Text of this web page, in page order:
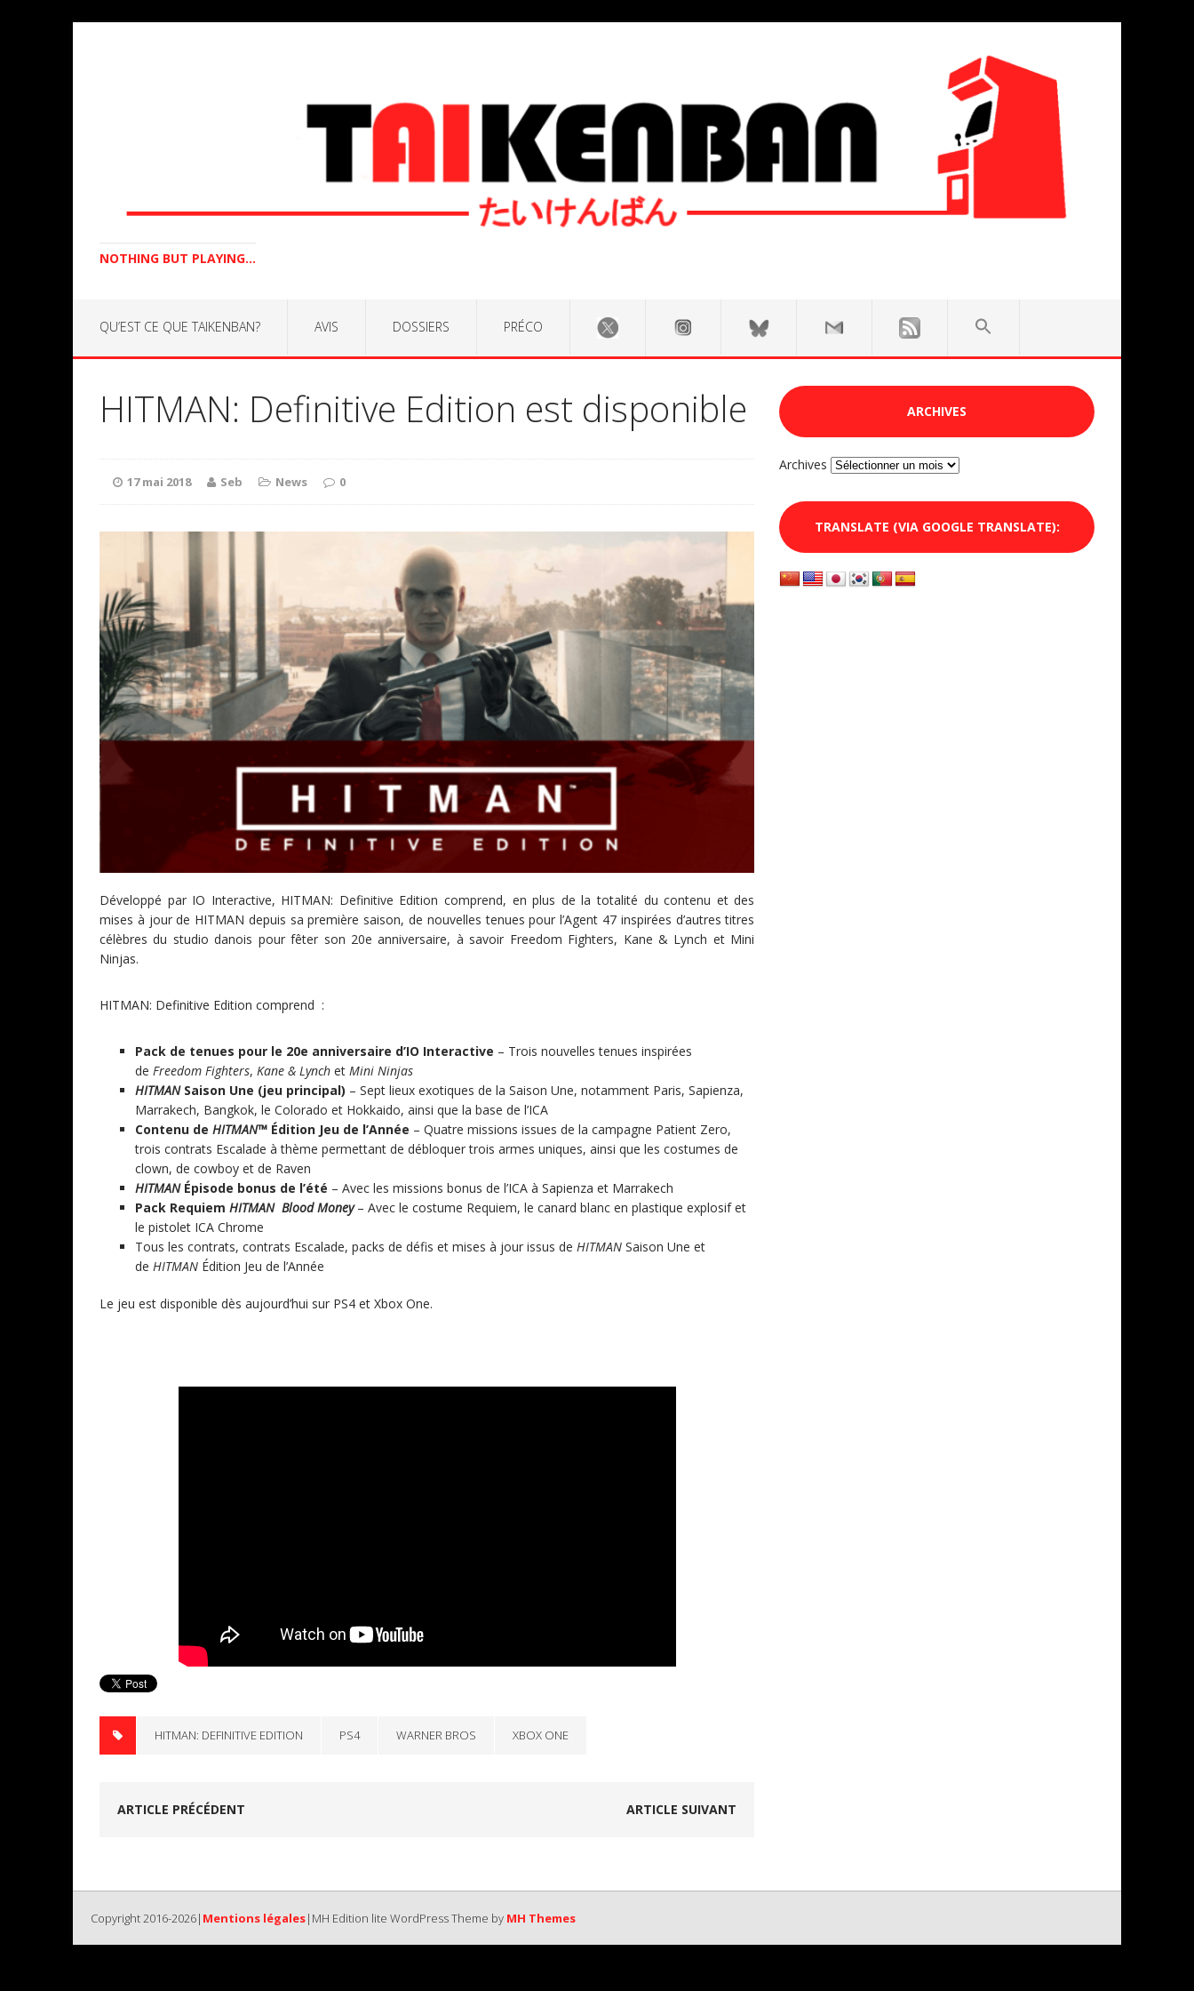
NOTHING BUT PLAYING...
QU’EST CE QUE TAIKENBAN? AVIS DOSSIERS PRÉCO
HITMAN: Definitive Edition est disponible
17 mai 2018 Seb News 0
Développé par IO Interactive, HITMAN: Definitive Edition comprend, en plus de la totalité du contenu et des
mises à jour de HITMAN depuis sa première saison, de nouvelles tenues pour l’Agent 47 inspirées d’autres titres
célèbres du studio danois pour fêter son 20e anniversaire, à savoir Freedom Fighters, Kane & Lynch et Mini
Ninjas.
HITMAN: Definitive Edition comprend :
Pack de tenues pour le 20e anniversaire d’IO Interactive – Trois nouvelles tenues inspirées
de Freedom Fighters, Kane & Lynch et Mini Ninjas
HITMAN Saison Une (jeu principal) – Sept lieux exotiques de la Saison Une, notamment Paris, Sapienza,
Marrakech, Bangkok, le Colorado et Hokkaido, ainsi que la base de l’ICA
Contenu de HITMAN™ Édition Jeu de l’Année – Quatre missions issues de la campagne Patient Zero,
trois contrats Escalade à thème permettant de débloquer trois armes uniques, ainsi que les costumes de
clown, de cowboy et de Raven
HITMAN Épisode bonus de l’été – Avec les missions bonus de l’ICA à Sapienza et Marrakech
Pack Requiem HITMAN Blood Money– Avec le costume Requiem, le canard blanc en plastique explosif et
le pistolet ICA Chrome
Tous les contrats, contrats Escalade, packs de défis et mises à jour issus de HITMAN Saison Une et
de HITMAN Édition Jeu de l’Année
Le jeu est disponible dès aujourd’hui sur PS4 et Xbox One.
HITMAN: DEFINITIVE EDITION PS4 WARNER BROS XBOX ONE
ARTICLE PRÉCÉDENT ARTICLE SUIVANT
ARCHIVES
Archives
TRANSLATE (VIA GOOGLE TRANSLATE):
Copyright 2016-2026| Mentions légales|MH Edition lite WordPress Theme by MH Themes